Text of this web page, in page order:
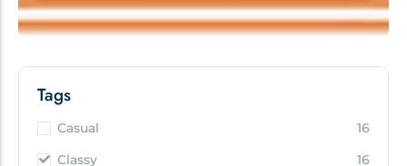
Tags
Casual
16
Classy
16